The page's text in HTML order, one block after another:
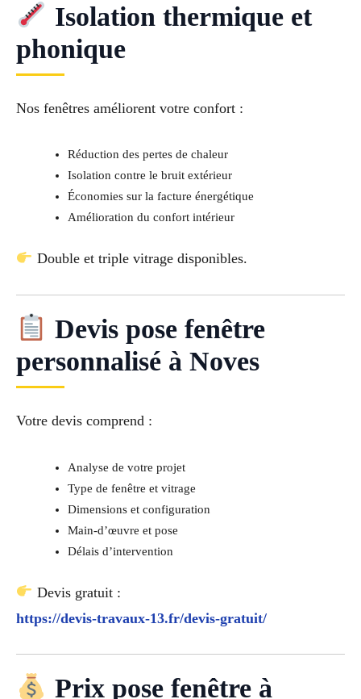
Isolation thermique et
phonique
Nos fenêtres améliorent votre confort :
Réduction des pertes de chaleur
Isolation contre le bruit extérieur
Économies sur la facture énergétique
Amélioration du confort intérieur
Double et triple vitrage disponibles.
Devis pose fenêtre
personnalisé à Noves
Votre devis comprend :
Analyse de votre projet
Type de fenêtre et vitrage
Dimensions et configuration
Main-d’œuvre et pose
Délais d’intervention
Devis gratuit :
https://devis-travaux-13.fr/devis-gratuit/
Prix pose fenêtre à